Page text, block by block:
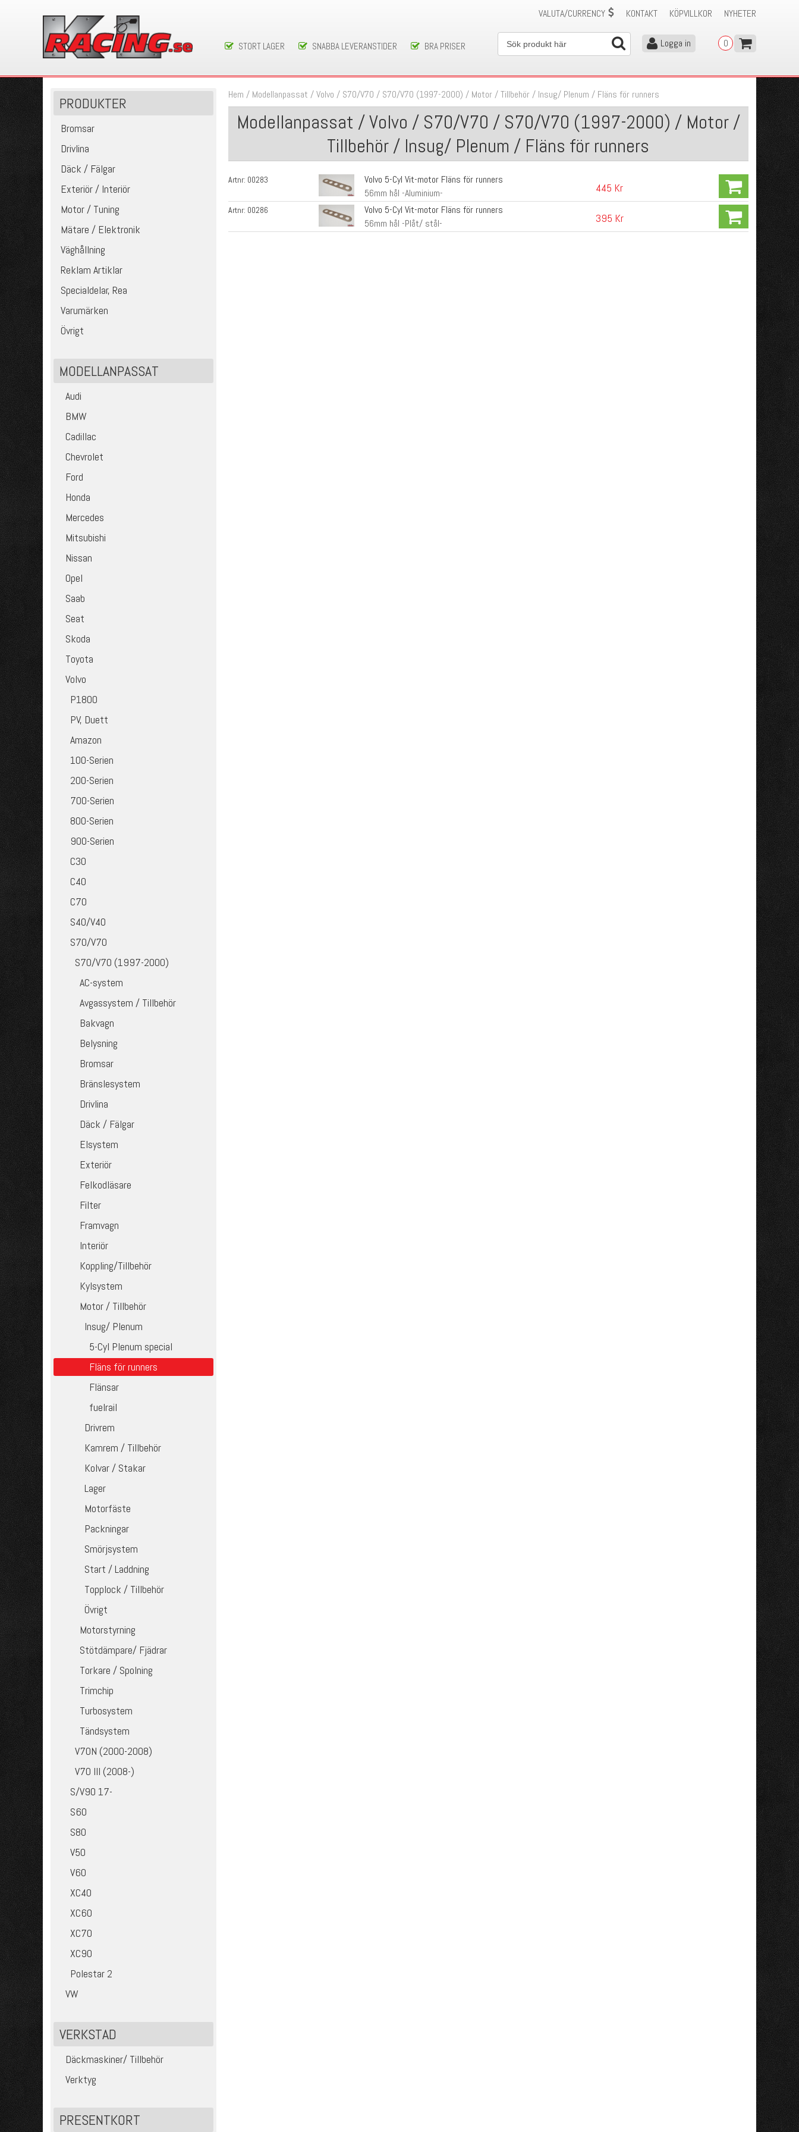
NYHETER
KÖPVILLKOR
KONTAKT
VALUTA/CURRENCY
STORT LAGER SNABBA LEVERANSTIDER BRA PRISER 0
Logga in
PRODUKTER
Bromsar
Drivlina
Däck / Fälgar
Exteriör / Interiör
Motor / Tuning
Mätare / Elektronik
Väghållning
Reklam Artiklar
Specialdelar, Rea
Varumärken
Övrigt
MODELLANPASSAT
Audi
BMW
Cadillac
Chevrolet
Ford
Honda
Mercedes
Mitsubishi
Nissan
Opel
Saab
Seat
Skoda
Toyota
Volvo
P1800
PV, Duett
Amazon
100-Serien
200-Serien
700-Serien
800-Serien
900-Serien
C30
C40
C70
S40/V40
S70/V70
S70/V70 (1997-2000)
AC-system
Avgassystem / Tillbehör
Bakvagn
Belysning
Bromsar
Bränslesystem
Drivlina
Däck / Fälgar
Elsystem
Exteriör
Felkodläsare
Filter
Framvagn
Interiör
Koppling/Tillbehör
Kylsystem
Motor / Tillbehör
Insug/ Plenum
5-Cyl Plenum special
Fläns för runners
Flänsar
fuelrail
Drivrem
Kamrem / Tillbehör
Kolvar / Stakar
Lager
Motorfäste
Packningar
Smörjsystem
Start / Laddning
Topplock / Tillbehör
Övrigt
Motorstyrning
Stötdämpare/ Fjädrar
Torkare / Spolning
Trimchip
Turbosystem
Tändsystem
V70N (2000-2008)
V70 III (2008-)
S/V90 17-
S60
S80
V50
V60
XC40
XC60
XC70
XC90
Polestar 2
VW
VERKSTAD
Däckmaskiner/ Tillbehör
Verktyg
PRESENTKORT
Hem / Modellanpassat /Volvo / S70/V70 / S70/V70 (1997-2000) / Motor / Tillbehör / Insug/ Plenum / Fläns för runners
Modellanpassat / Volvo / S70/V70 / S70/V70 (1997-2000) / Motor /
Tillbehör / Insug/ Plenum / Fläns för runners
Artnr: 00283
Volvo 5-Cyl Vit-motor Fläns för runners
56mm hål -Aluminium-
445 Kr
Artnr: 00286
Volvo 5-Cyl Vit-motor Fläns för runners
56mm hål -Plåt/ stål-
395 Kr